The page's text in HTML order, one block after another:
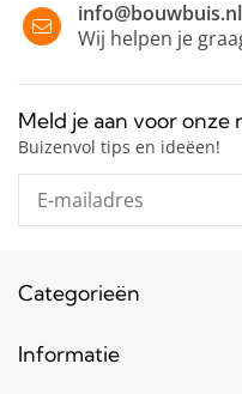
info@bouwbuis.nl
Wij helpen je
Meld je aan voor onze
Buizenvol tips en ideëen!
Categorieën
Buizen
Informatie